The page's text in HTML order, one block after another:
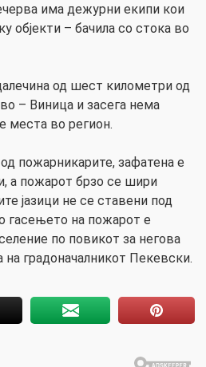
има дежурни екипи кои
објекти – бачила со стока во
од шест километри од
– Виница и засега нема
места во регион.
пожарникарите, зафатена е
а пожарот брзо се шири
јазици не се ставени под
гасењето на пожарот е
по повикот за негова
на градоначалникот Пекевски.